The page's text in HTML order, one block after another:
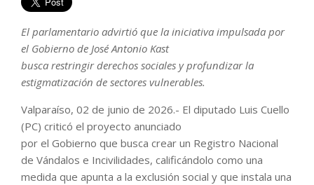
El parlamentario advirtió que la iniciativa impulsada por
el Gobierno de José Antonio Kast
busca restringir derechos sociales y profundizar la
estigmatización de sectores vulnerables.
Valparaíso, 02 de junio de 2026.- El diputado Luis Cuello
(PC) criticó el proyecto anunciado
por el Gobierno que busca crear un Registro Nacional
de Vándalos e Incivilidades, calificándolo como una
medida que apunta a la exclusión social y que instala una